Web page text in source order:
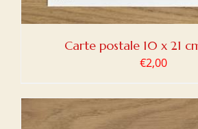
Carte postale 10 x 21
€2,00